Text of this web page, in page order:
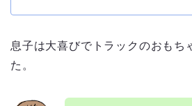
息子は大喜びでトラックのおもち
た。